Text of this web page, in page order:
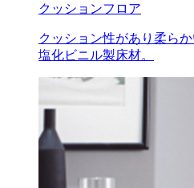
クッションフロア
クッション性があり柔ら
塩化ビニル製床材。